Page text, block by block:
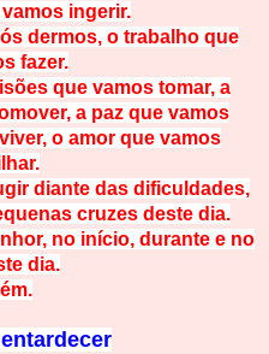
ingerir.
dermos, o trabalho que
fazer.
que vamos tomar, a
a paz que vamos
o amor que vamos
diante das dificuldades,
cruzes deste dia.
no início, durante e no
dia.